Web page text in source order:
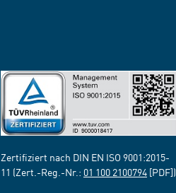
Zertifiziert nach DIN EN ISO 9001:2015-
11 (Zert.-Reg.-Nr.: 01 100 2100794 [PDF])